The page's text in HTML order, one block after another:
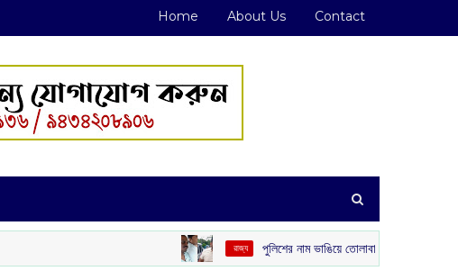
Home About Us Contact
পুলিশের নাম ভাঙিয়ে তোলাবাজি! পেট্রাপোল সীমান্ত এলাকা থেকে